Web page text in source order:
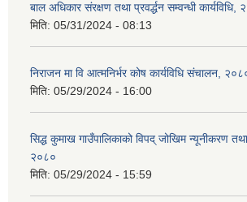
बाल अधिकार संरक्षण तथा प्रवर्द्धन सम्वन्धी कार्यविधि,
मिति: 05/31/2024 - 08:13
निराजन मा वि आत्मनिर्भर कोष कार्यविधि संचालन,
मिति: 05/29/2024 - 16:00
सिद्ध कुमाख गाउँपालिकाको विपद् जोखिम न्यूनीकरण
२०८०
मिति: 05/29/2024 - 15:59